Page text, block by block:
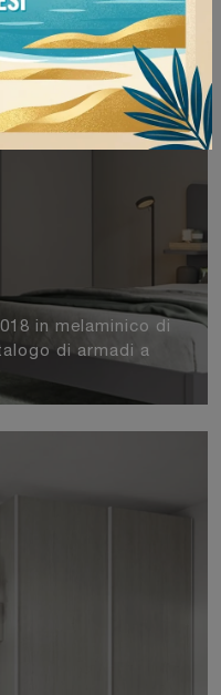
in melaminico di
di armadi a